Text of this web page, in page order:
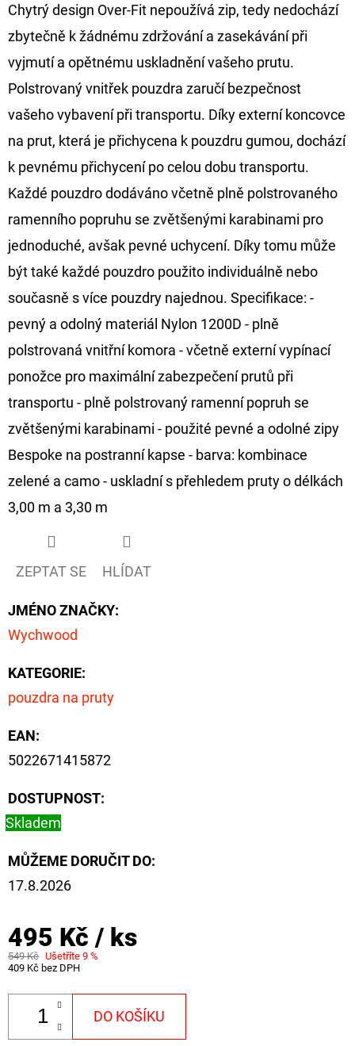
Chytrý design Over-Fit nepoužívá zip, tedy nedochází
zbytečně k žádnému zdržování a zasekávání při
vyjmutí a opětnému uskladnění vašeho prutu.
Polstrovaný vnitřek pouzdra zaručí bezpečnost
vašeho vybavení při transportu. Díky externí koncovce
na prut, která je přichycena k pouzdru gumou, dochází
k pevnému přichycení po celou dobu transportu.
Každé pouzdro dodáváno včetně plně polstrovaného
ramenního popruhu se zvětšenými karabinami pro
jednoduché, avšak pevné uchycení. Díky tomu může
být také každé pouzdro použito individuálně nebo
současně s více pouzdry najednou. Specifikace: -
pevný a odolný materiál Nylon 1200D - plně
polstrovaná vnitřní komora - včetně externí vypínací
ponožce pro maximální zabezpečení prutů při
transportu - plně polstrovaný ramenní popruh se
zvětšenými karabinami - použité pevné a odolné zipy
Bespoke na postranní kapse - barva: kombinace
zelené a camo - uskladní s přehledem pruty o délkách
3,00 m a 3,30 m
ZEPTAT SE HLÍDAT
JMÉNO ZNAČKY:
Wychwood
KATEGORIE:
pouzdra na pruty
EAN:
5022671415872
DOSTUPNOST:
Skladem
MŮŽEME DORUČIT DO:
17.8.2026
495 Kč / ks
549 Kč Ušetříte 9 %
409 Kč bez DPH
DO KOŠÍKU
D
O
P
O
R
U
Č
U
J
E
M
E
OLOVĚNÁ
DELPHIN
CYBERBARBED
S
OTVOREM
36
Kč
Původně:
40
Kč